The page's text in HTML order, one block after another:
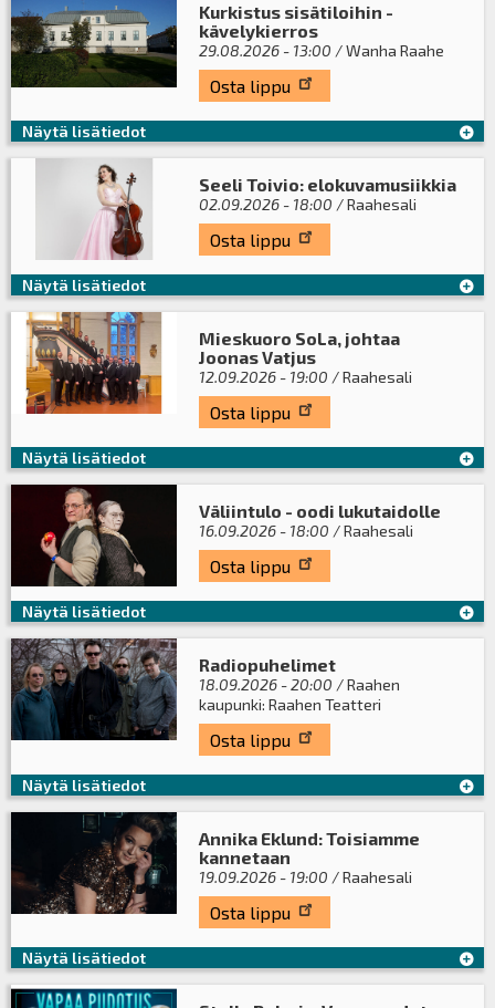
Kurkistus sisätiloihin -
kävelykierros
29.08.2026 - 13:00 / Wanha Raahe
Osta lippu
Näytä lisätiedot
Seeli Toivio: elokuvamusiikkia
02.09.2026 - 18:00 / Raahesali
Osta lippu
Näytä lisätiedot
Mieskuoro SoLa, johtaa
Joonas Vatjus
12.09.2026 - 19:00 / Raahesali
Osta lippu
Näytä lisätiedot
Väliintulo - oodi lukutaidolle
16.09.2026 - 18:00 / Raahesali
Osta lippu
Näytä lisätiedot
Radiopuhelimet
18.09.2026 - 20:00 / Raahen
kaupunki: Raahen Teatteri
Osta lippu
Näytä lisätiedot
Annika Eklund: Toisiamme
kannetaan
19.09.2026 - 19:00 / Raahesali
Osta lippu
Näytä lisätiedot